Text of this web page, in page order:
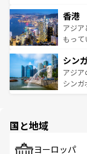
とつ。
ひ現
が旅行
参照し
の活気
帯で
いビー
激する
が待
た文化
香港
アジ
もって
み、ど
てお
うな絶
シン
アジ
シンガ
で、ホ
国と地域
ヨーロッパ